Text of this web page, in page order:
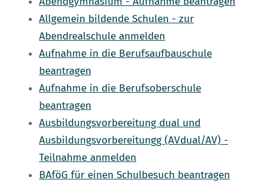
Allgemein bildende Schulen - zur
Abendrealschule anmelden
Aufnahme in die Berufsaufbauschule
beantragen
Aufnahme in die Berufsoberschule
beantragen
Ausbildungsvorbereitung dual und
Ausbildungsvorbereitungg (AVdual/AV) -
Teilnahme anmelden
BAföG für einen Schulbesuch beantragen